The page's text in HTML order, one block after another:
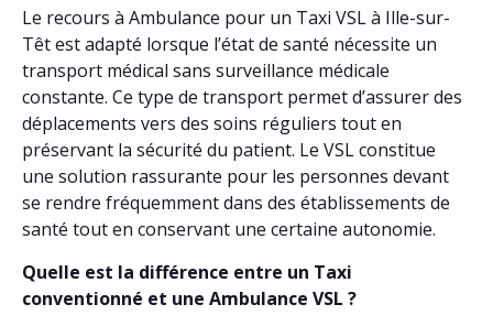
Le recours à Ambulance pour un Taxi VSL à Ille-sur-
Têt est adapté lorsque l’état de santé nécessite un
transport médical sans surveillance médicale
constante. Ce type de transport permet d’assurer des
déplacements vers des soins réguliers tout en
préservant la sécurité du patient. Le VSL constitue
une solution rassurante pour les personnes devant
se rendre fréquemment dans des établissements de
santé tout en conservant une certaine autonomie.
Quelle est la différence entre un Taxi
conventionné et une Ambulance VSL ?